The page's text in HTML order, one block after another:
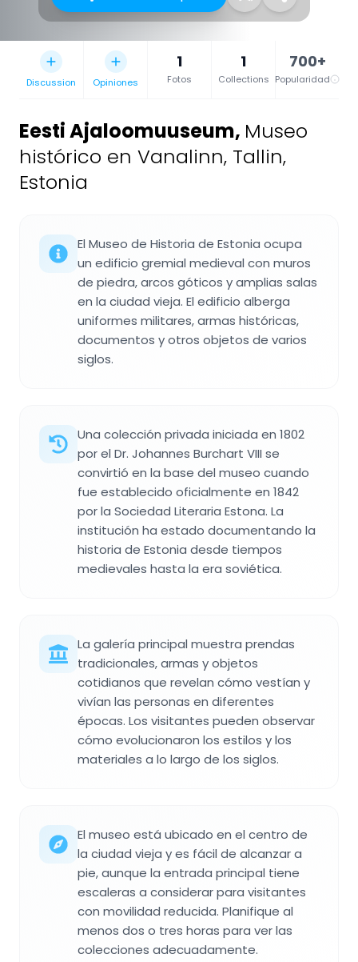
Discussion Opiniones
1
Fotos
1
Collections
700+
Popularidad
Eesti Ajaloomuuseum, Museo
histórico en Vanalinn, Tallin,
Estonia
El Museo de Historia de Estonia ocupa
un edificio gremial medieval con muros
de piedra, arcos góticos y amplias salas
en la ciudad vieja. El edificio alberga
uniformes militares, armas históricas,
documentos y otros objetos de varios
siglos.
Una colección privada iniciada en 1802
por el Dr. Johannes Burchart VIII se
convirtió en la base del museo cuando
fue establecido oficialmente en 1842
por la Sociedad Literaria Estona. La
institución ha estado documentando la
historia de Estonia desde tiempos
medievales hasta la era soviética.
La galería principal muestra prendas
tradicionales, armas y objetos
cotidianos que revelan cómo vestían y
vivían las personas en diferentes
épocas. Los visitantes pueden observar
cómo evolucionaron los estilos y los
materiales a lo largo de los siglos.
El museo está ubicado en el centro de
la ciudad vieja y es fácil de alcanzar a
pie, aunque la entrada principal tiene
escaleras a considerar para visitantes
con movilidad reducida. Planifique al
menos dos o tres horas para ver las
colecciones adecuadamente.